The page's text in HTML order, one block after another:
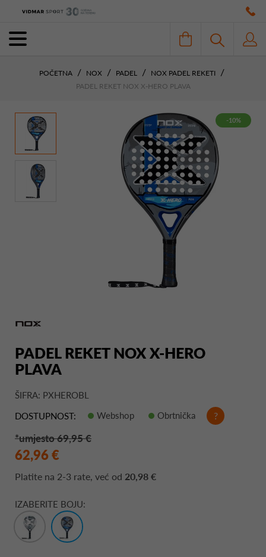
POČETNA NOX PADEL
NOX PADEL REKETI
PADEL REKET NOX X-HERO PLAVA
-10%
PADEL REKET NOX X-HERO
PLAVA
ŠIFRA: PXHEROBL
DOSTUPNOST:
Webshop Obrtnička ?
*umjesto 69,95 €
62,96 €
Platite na 2-3 rate, već od 20,98 €
IZABERITE BOJU: